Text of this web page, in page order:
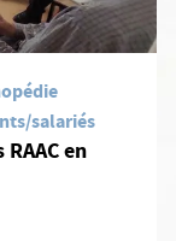
salariés
en